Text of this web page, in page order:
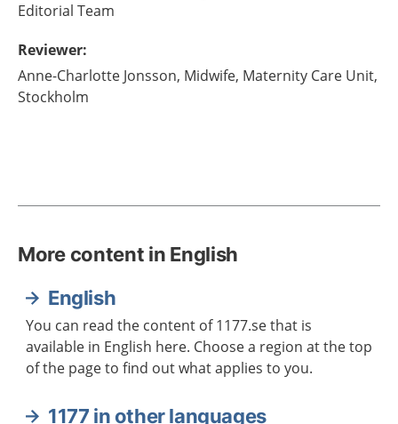
Editorial Team
Reviewer:
Anne-Charlotte Jonsson, Midwife, Maternity Care Unit,
Stockholm
More content in English
English
You can read the content of 1177.se that is
available in English here. Choose a region at the top
of the page to find out what applies to you.
1177 in other languages